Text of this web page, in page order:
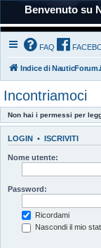
Benvenuto su
FAQ
Indice di
Incontriamoci
Non hai i permessi per
LOGIN • ISCRIVITI
Nome utente:
Password:
Ricordami
Nascondi il mio